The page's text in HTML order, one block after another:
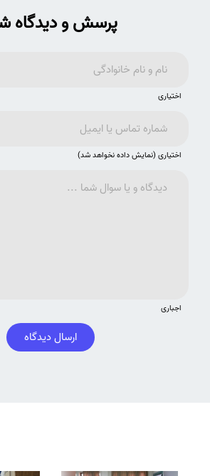
پرسش و دیدگاه
اختیاری
اختیاری (نمایش داده نخواهد شد)
اجباری
ارسال دیدگاه